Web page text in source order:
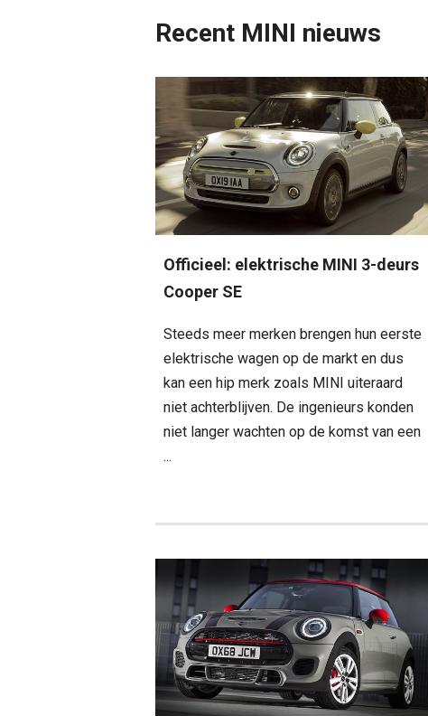
Recent MINI nieuws
Officieel: elektrische MINI 3-deurs
Cooper SE
Steeds meer merken brengen hun eerste
elektrische wagen op de markt en dus
kan een hip merk zoals MINI uiteraard
niet achterblijven. De ingenieurs konden
niet langer wachten op de komst van een
...